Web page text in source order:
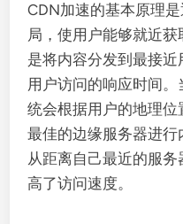
CDN加速的基本原理
局，使用户能够就近
是将内容分发到最接
用户访问的响应时间
统会根据用户的地理位
最佳的边缘服务器进
从距离自己最近的服
高了访问速度。